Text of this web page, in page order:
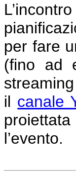
per fare
(fino ad
il canale
l’evento.